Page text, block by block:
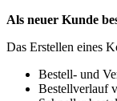
Als neuer Kunde
Das Erstellen eines
Bestell- und
Bestellverlauf